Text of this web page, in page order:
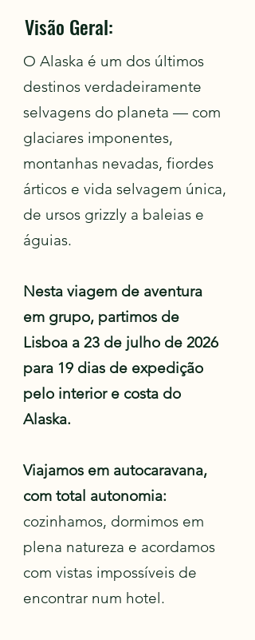
Visão Geral:
O Alaska é um dos últimos
destinos verdadeiramente
selvagens do planeta — com
glaciares imponentes,
montanhas nevadas, fiordes
árticos e vida selvagem única,
de ursos grizzly a baleias e
águias.
Nesta viagem de aventura
em grupo, partimos de
Lisboa a 23 de julho de 2026
para 19 dias de expedição
pelo interior e costa do
Alaska.
Viajamos em autocaravana,
com total autonomia:
cozinhamos, dormimos em
plena natureza e acordamos
com vistas impossíveis de
encontrar num hotel.